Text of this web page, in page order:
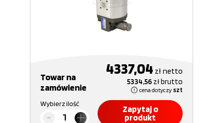
Towar na
zamówienie
4337,04 złnetto
5334,56 złbrutto
cena dotyczy szt
Wybierz ilość
Zapytaj o
produkt